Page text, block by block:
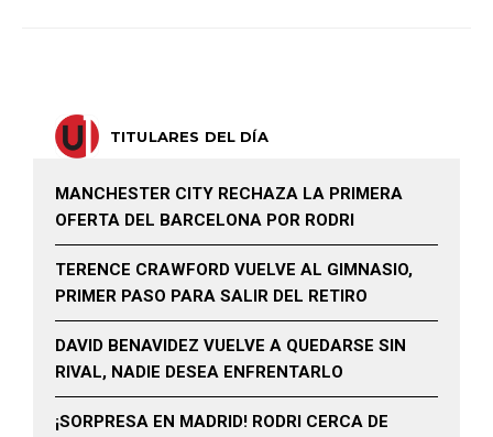
TITULARES DEL DÍA
MANCHESTER CITY RECHAZA LA PRIMERA
OFERTA DEL BARCELONA POR RODRI
TERENCE CRAWFORD VUELVE AL GIMNASIO,
PRIMER PASO PARA SALIR DEL RETIRO
DAVID BENAVIDEZ VUELVE A QUEDARSE SIN
RIVAL, NADIE DESEA ENFRENTARLO
¡SORPRESA EN MADRID! RODRI CERCA DE